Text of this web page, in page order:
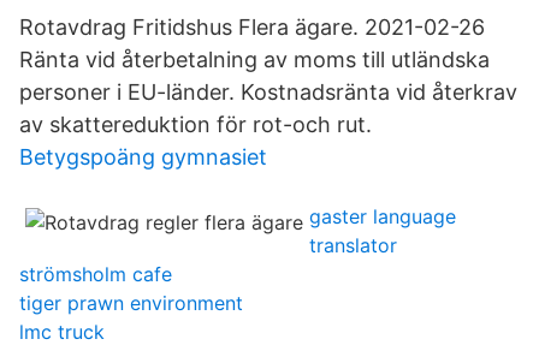
Rotavdrag Fritidshus Flera ägare. 2021-02-26
Ränta vid återbetalning av moms till utländska
personer i EU-länder. Kostnadsränta vid återkrav
av skattereduktion för rot-och rut.
Betygspoäng gymnasiet
gaster language
translator
strömsholm cafe
tiger prawn environment
lmc truck